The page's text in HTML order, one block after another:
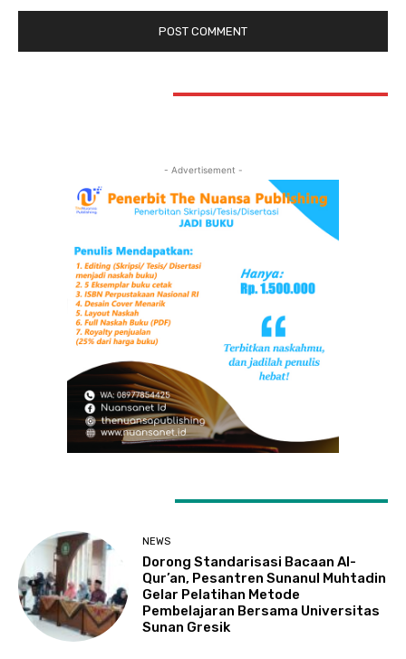
- Advertisement -
NEWS
Dorong Standarisasi Bacaan Al-
Qur’an, Pesantren Sunanul Muhtadin
Gelar Pelatihan Metode
Pembelajaran Bersama Universitas
Sunan Gresik